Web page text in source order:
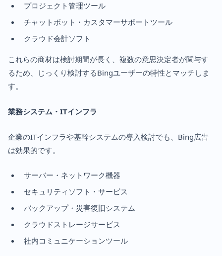
プロジェクト管理ツール
チャットボット・カスタマーサポートツール
クラウド会計ソフト
これらの商材は検討期間が長く、複数の意思決定者が関与す
るため、じっくり検討するBingユーザーの特性とマッチしま
す。
業務システム・ITインフラ
企業のITインフラや基幹システムの導入検討でも、Bing広告
は効果的です。
サーバー・ネットワーク機器
セキュリティソフト・サービス
バックアップ・災害復旧システム
クラウドストレージサービス
社内コミュニケーションツール